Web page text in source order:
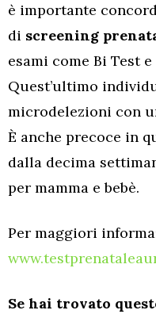
è importante
di screening
esami come Bi Test e
Quest’ultimo
microdelezioni con
È anche precoce in
dalla decima
per mamma e bebè.
Per maggiori
Se hai trovato